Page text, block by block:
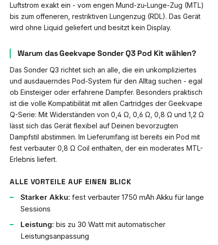
Luftstrom exakt ein - vom engen Mund-zu-Lunge-Zug (MTL)
bis zum offeneren, restriktiven Lungenzug (RDL). Das Gerät
wird ohne Liquid geliefert und besitzt kein Display.
Warum das Geekvape Sonder Q3 Pod Kit wählen?
Das Sonder Q3 richtet sich an alle, die ein unkompliziertes
und ausdauerndes Pod-System für den Alltag suchen - egal
ob Einsteiger oder erfahrene Dampfer. Besonders praktisch
ist die volle Kompatibilität mit allen Cartridges der Geekvape
Q-Serie: Mit Widerständen von 0,4 Ω, 0,6 Ω, 0,8 Ω und 1,2 Ω
lässt sich das Gerät flexibel auf Deinen bevorzugten
Dampfstil abstimmen. Im Lieferumfang ist bereits ein Pod mit
fest verbauter 0,8 Ω Coil enthalten, der ein moderates MTL-
Erlebnis liefert.
ALLE VORTEILE AUF EINEN BLICK
Starker Akku: fest verbauter 1750 mAh Akku für lange
Sessions
Leistung: bis zu 30 Watt mit automatischer
Leistungsanpassung